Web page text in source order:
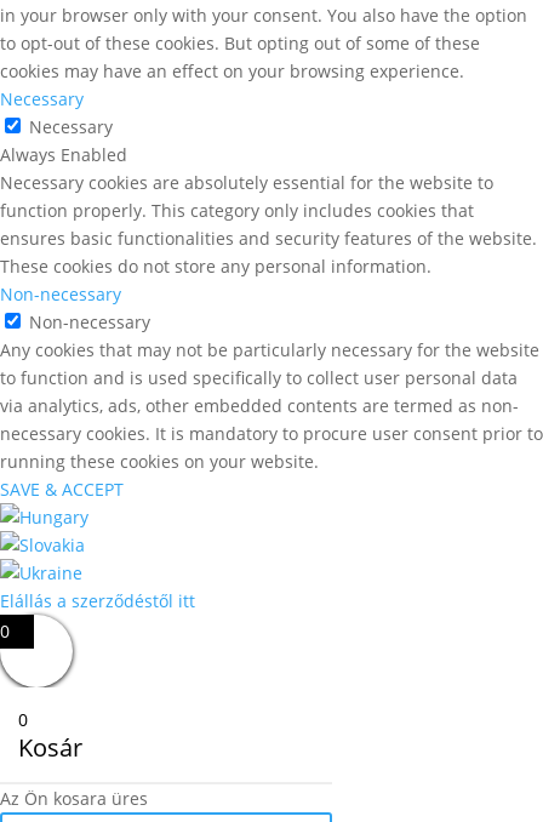
in your browser only with your consent. You also have the option
to opt-out of these cookies. But opting out of some of these
cookies may have an effect on your browsing experience.
Necessary
Necessary
Always Enabled
Necessary cookies are absolutely essential for the website to
function properly. This category only includes cookies that
ensures basic functionalities and security features of the website.
These cookies do not store any personal information.
Non-necessary
Non-necessary
Any cookies that may not be particularly necessary for the website
to function and is used specifically to collect user personal data
via analytics, ads, other embedded contents are termed as non-
necessary cookies. It is mandatory to procure user consent prior to
running these cookies on your website.
SAVE & ACCEPT
Elállás a szerződéstől itt
0
0
Kosár
Az Ön kosara üres